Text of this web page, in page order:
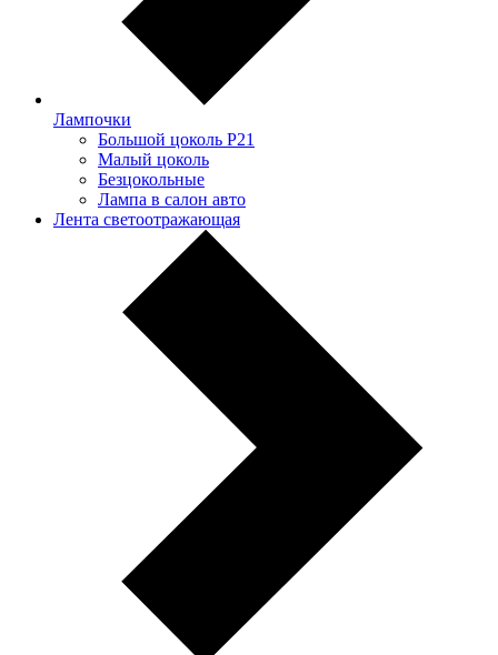
Лампочки
Большой цоколь P21
Малый цоколь
Безцокольные
Лампа в салон авто
Лента светоотражающая